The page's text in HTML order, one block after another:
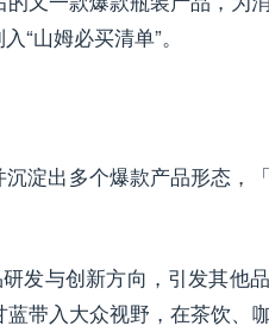
山姆必买清单”。
沉淀出多个爆款产品形态，
发与创新方向，引发其他
带入大众视野，在茶饮、